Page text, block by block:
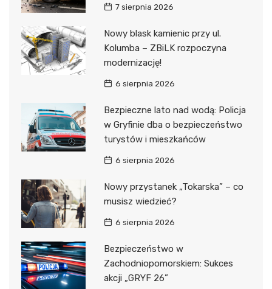
7 sierpnia 2026
Nowy blask kamienic przy ul.
Kolumba – ZBiLK rozpoczyna
modernizację!
6 sierpnia 2026
Bezpieczne lato nad wodą: Policja
w Gryfinie dba o bezpieczeństwo
turystów i mieszkańców
6 sierpnia 2026
Nowy przystanek „Tokarska” – co
musisz wiedzieć?
6 sierpnia 2026
Bezpieczeństwo w
Zachodniopomorskiem: Sukces
akcji „GRYF 26”